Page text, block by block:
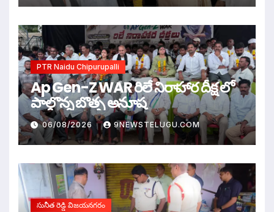
PTR Naidu Chipurupalli
Ap Gen-Z WAR రిలే నిరాహార దీక్ష లో
పాల్గొన్న బొత్స అనూష
06/08/2026 9NEWSTELUGU.COM
సునీత రెడ్డి విజయనగరం